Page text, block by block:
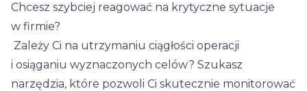
Chcesz szybciej reagować na krytyczne sytuacje
w firmie?
Zależy Ci na utrzymaniu ciągłości operacji
i osiąganiu wyznaczonych celów? Szukasz
narzędzia, które pozwoli Ci skutecznie monitorować